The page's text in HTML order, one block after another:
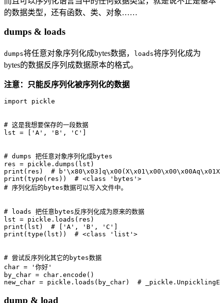
的数据类型，还有函数、类、对象……
dumps & loads
dumps将任意对象序列化成bytes数据， loads将序列化成为
bytes的数据反序列成数据原本的格式。
注意：只能反序列化被序列化的数据
import pickle
# 这是我想要保存的一段数据
lst = ['A', 'B', 'C']
# dumps 把任意对象序列化成bytes
res = pickle.dumps(lst)
print(res)  #
print(type(res))  # <class 'bytes'>
# 序列化后的bytes数据可以写入文件中。
# loads 把任意bytes反序列化成为原来的数据
lst = pickle.loads(res)
print(lst)  # ['A', 'B', 'C']
print(type(lst))  # <class 'list'>
# 尝试反序列化其它的bytes数据
char = '你好'
by_char = char.encode()
dump & load